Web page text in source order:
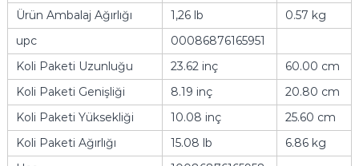
Ürün Ambalaj Ağırlığı
1,26 lb
0.57 kg
upc
00086876165951
Koli Paketi Uzunluğu
23.62 inç
60.00 cm
Koli Paketi Genişliği
8.19 inç
20.80 cm
Koli Paketi Yüksekliği
10.08 inç
25.60 cm
Koli Paketi Ağırlığı
15.08 lb
6.86 kg